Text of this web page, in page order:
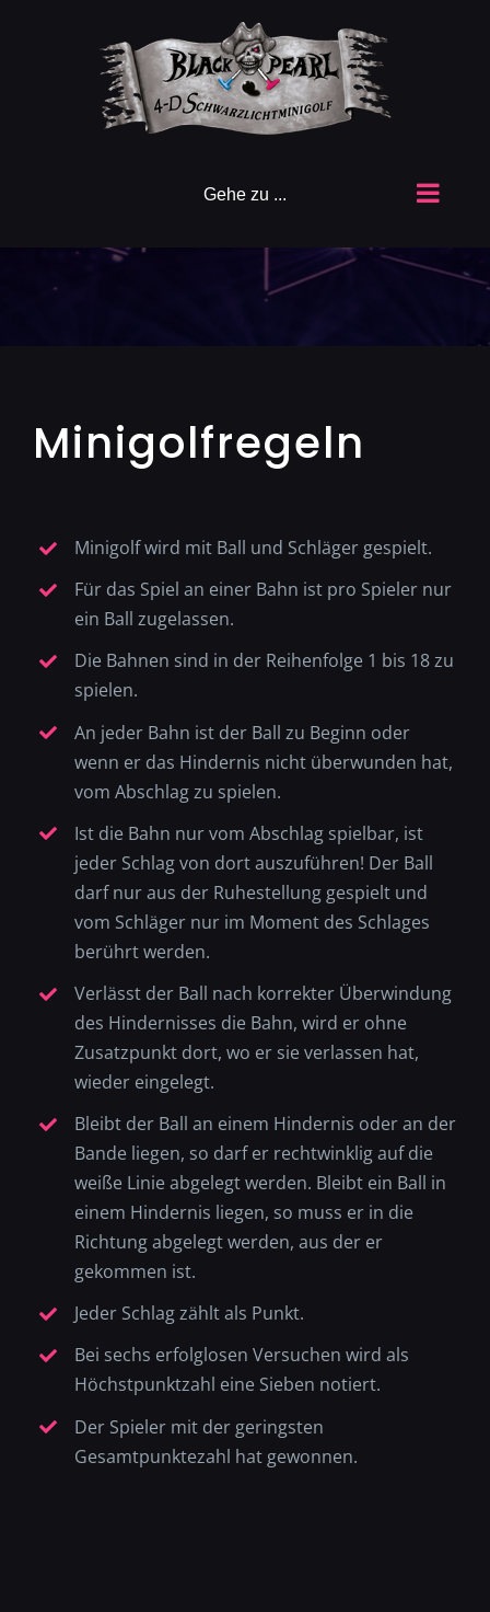
Gehe zu ...
Minigolfregeln
Minigolf wird mit Ball und Schläger gespielt.
Für das Spiel an einer Bahn ist pro Spieler nur
ein Ball zugelassen.
Die Bahnen sind in der Reihenfolge 1 bis 18 zu
spielen.
An jeder Bahn ist der Ball zu Beginn oder
wenn er das Hindernis nicht überwunden hat,
vom Abschlag zu spielen.
Ist die Bahn nur vom Abschlag spielbar, ist
jeder Schlag von dort auszuführen! Der Ball
darf nur aus der Ruhestellung gespielt und
vom Schläger nur im Moment des Schlages
berührt werden.
Verlässt der Ball nach korrekter Überwindung
des Hindernisses die Bahn, wird er ohne
Zusatzpunkt dort, wo er sie verlassen hat,
wieder eingelegt.
Bleibt der Ball an einem Hindernis oder an der
Bande liegen, so darf er rechtwinklig auf die
weiße Linie abgelegt werden. Bleibt ein Ball in
einem Hindernis liegen, so muss er in die
Richtung abgelegt werden, aus der er
gekommen ist.
Jeder Schlag zählt als Punkt.
Bei sechs erfolglosen Versuchen wird als
Höchstpunktzahl eine Sieben notiert.
Der Spieler mit der geringsten
Gesamtpunktezahl hat gewonnen.